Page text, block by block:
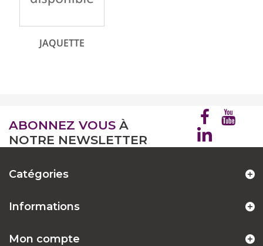
JAQUETTE
ABONNEZ VOUS À
NOTRE NEWSLETTER
Catégories
Informations
Mon compte